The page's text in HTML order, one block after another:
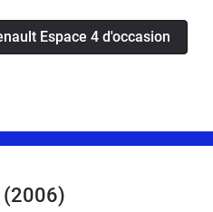
Espace 4 d'occasion
(2006)